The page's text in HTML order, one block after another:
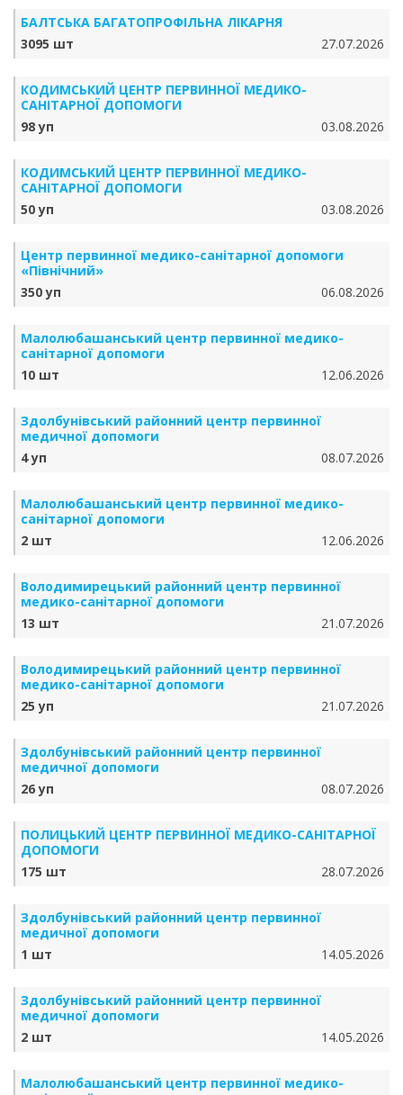
БАЛТСЬКА БАГАТОПРОФІЛЬНА ЛІКАРНЯ
3095 шт
27.07.2026
КОДИМСЬКИЙ ЦЕНТР ПЕРВИННОЇ МЕДИКО-
САНІТАРНОЇ ДОПОМОГИ
98 уп
03.08.2026
КОДИМСЬКИЙ ЦЕНТР ПЕРВИННОЇ МЕДИКО-
САНІТАРНОЇ ДОПОМОГИ
50 уп
03.08.2026
Центр первинної медико-санітарної допомоги
«Північний»
350 уп
06.08.2026
Малолюбашанський центр первинної медико-
санітарної допомоги
10 шт
12.06.2026
Здолбунівський районний центр первинної
медичної допомоги
4 уп
08.07.2026
Малолюбашанський центр первинної медико-
санітарної допомоги
2 шт
12.06.2026
Володимирецький районний центр первинної
медико-санітарної допомоги
13 шт
21.07.2026
Володимирецький районний центр первинної
медико-санітарної допомоги
25 уп
21.07.2026
Здолбунівський районний центр первинної
медичної допомоги
26 уп
08.07.2026
ПОЛИЦЬКИЙ ЦЕНТР ПЕРВИННОЇ МЕДИКО-САНІТАРНОЇ
ДОПОМОГИ
175 шт
28.07.2026
Здолбунівський районний центр первинної
медичної допомоги
1 шт
14.05.2026
Здолбунівський районний центр первинної
медичної допомоги
2 шт
14.05.2026
Малолюбашанський центр первинної медико-